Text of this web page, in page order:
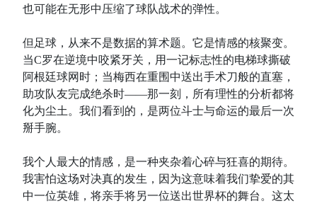
也可能在无形中压缩了球队战术的弹性。
但足球，从来不是数据的算术题。它是情感的核聚变。
当C罗在逆境中咬紧牙关，用一记标志性的电梯球撕破
阿根廷球网时；当梅西在重围中送出手术刀般的直塞，
助攻队友完成绝杀时——那一刻，所有理性的分析都将
化为尘土。我们看到的，是两位斗士与命运的最后一次
掰手腕。
我个人最大的情感，是一种夹杂着心碎与狂喜的期待。
我害怕这场对决真的发生，因为这意味着我们挚爱的其
中一位英雄，将亲手将另一位送出世界杯的舞台。这太